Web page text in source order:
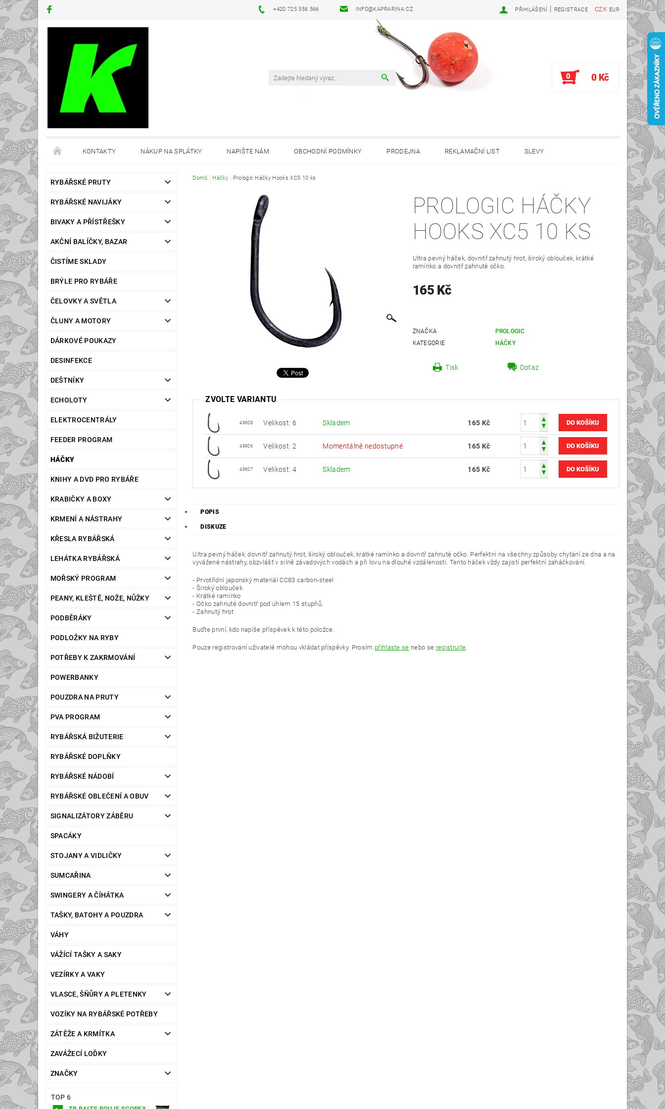
+420 725 556 566 INFO@KAPRARINA.CZ CZK EUR
PŘIHLÁŠENÍ | REGISTRACE
0 0 Kč
KONTAKTY NÁKUP NA SPLÁTKY NAPIŠTE NÁM OBCHODNÍ PODMÍNKY PRODEJNA REKLAMAČNÍ LIST SLEVY
RYBÁŘSKÉ PRUTY
RYBÁŘSKÉ NAVIJÁKY
BIVAKY A PŘÍSTŘEŠKY
AKČNÍ BALÍČKY, BAZAR
ČISTÍME SKLADY
BRÝLE PRO RYBÁŘE
ČELOVKY A SVĚTLA
ČLUNY A MOTORY
DÁRKOVÉ POUKAZY
DESINFEKCE
DEŠTNÍKY
ECHOLOTY
ELEKTROCENTRÁLY
FEEDER PROGRAM
HÁČKY
KNIHY A DVD PRO RYBÁŘE
KRABIČKY A BOXY
KRMENÍ A NÁSTRAHY
KŘESLA RYBÁŘSKÁ
LEHÁTKA RYBÁŘSKÁ
MOŘSKÝ PROGRAM
PEANY, KLEŠTĚ, NOŽE, NŮŽKY
PODBĚRÁKY
PODLOŽKY NA RYBY
POTŘEBY K ZAKRMOVÁNÍ
POWERBANKY
POUZDRA NA PRUTY
PVA PROGRAM
RYBÁŘSKÁ BIŽUTERIE
RYBÁŘSKÉ DOPLŇKY
RYBÁŘSKÉ NÁDOBÍ
RYBÁŘSKÉ OBLEČENÍ A OBUV
SIGNALIZÁTORY ZÁBĚRU
SPACÁKY
STOJANY A VIDLIČKY
SUMCAŘINA
SWINGERY A ČÍHÁTKA
TAŠKY, BATOHY A POUZDRA
VÁHY
VÁŽÍCÍ TAŠKY A SAKY
VEZÍRKY A VAKY
VLASCE, ŠŇŮRY A PLETENKY
VOZÍKY NA RYBÁŘSKÉ POTŘEBY
ZÁTĚŽE A KRMÍTKA
ZAVÁŽECÍ LOĎKY
ZNAČKY
TOP 6
Domů Háčky Prologic Háčky Hooks XC5 10 ks
PROLOGIC HÁČKY
HOOKS XC5 10 KS
Ultra pevný háček, dovnitř zahnutý hrot, široký oblouček, krátké
ramínko a dovnitř zahnuté očko.
165 Kč
ZNAČKA
PROLOGIC
KATEGORIE
HÁČKY
Tisk Dotaz
ZVOLTE VARIANTU
49608 Velikost: 6 Skladem 165 Kč
49606 Velikost: 2 Momentálně nedostupné 165 Kč
49607 Velikost: 4 Skladem 165 Kč
POPIS
DISKUZE
Ultra pevný háček, dovnitř zahnutý hrot, široký oblouček, krátké ramínko a dovnitř zahnuté očko. Perfektní na všechny způsoby chytání ze dna a na
vyvážené nástrahy, obzvlášť v silně závadových vodách a při lovu na dlouhé vzdálenosti. Tento háček vždy zajistí perfektní zaháčkování.
- Prvotřídní japonský materiál CC83 carbon-steel
- Široký oblouček
- Krátké ramínko
- Očko zahnuté dovnitř pod úhlem 15 stupňů.
- Zahnutý hrot
Buďte první, kdo napíše příspěvek k této položce.
Pouze registrovaní uživatelé mohou vkládat příspěvky. Prosím přihlaste se nebo se registrujte.